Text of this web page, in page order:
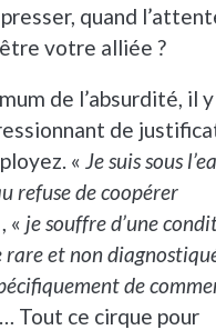
quand
votre alliée ?
de l’absurdité, il
de
« Je suis sous
refuse de coopérer
« je souffre d’une
et non
de
Tout ce cirque pour